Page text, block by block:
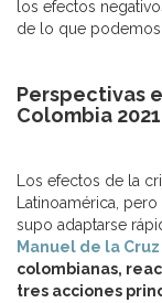
los efectos
de lo que podemos
Perspectivas
Colombia 2021
Los efectos de la
Latinoamérica,
supo adaptarse
Manuel de la Cruz
colombianas,
tres acciones